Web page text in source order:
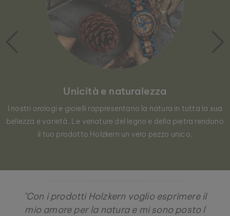
Unicità e naturalezza
I nostri orologi e gioielli rappresentano la natura in tutta la sua
bellezza e varietà. Le venature del legno e della pietra rendono
il tuo prodotto Holzkern un vero pezzo unico.
"Con i prodotti Holzkern voglio esprimere il
mio amore per la natura e mi sono posto l